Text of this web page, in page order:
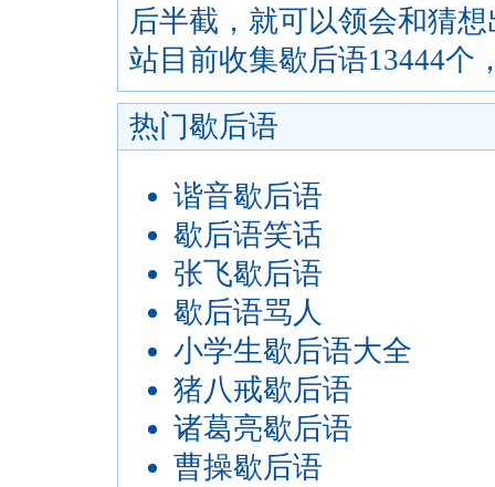
后半截，就可以领会和猜
站目前收集歇后语13444个
热门歇后语
谐音歇后语
歇后语笑话
张飞歇后语
歇后语骂人
小学生歇后语大全
猪八戒歇后语
诸葛亮歇后语
曹操歇后语